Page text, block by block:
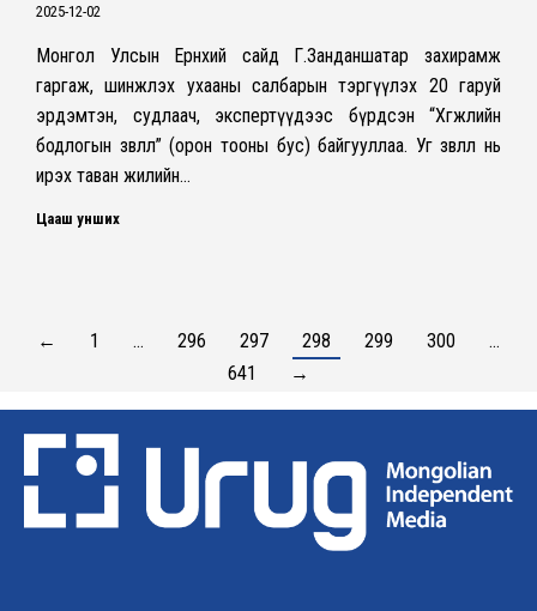
2025-12-02
Монгол Улсын Ерөнхий сайд Г.Занданшатар захирамж
гаргаж, шинжлэх ухааны салбарын тэргүүлэх 20 гаруй
эрдэмтэн, судлаач, экспертүүдээс бүрдсэн “Хөгжлийн
бодлогын зөвлөл” (орон тооны бус) байгууллаа. Уг зөвлөл нь
ирэх таван жилийн…
Цааш унших
← 1 … 296 297 298 299 300
…
641
→